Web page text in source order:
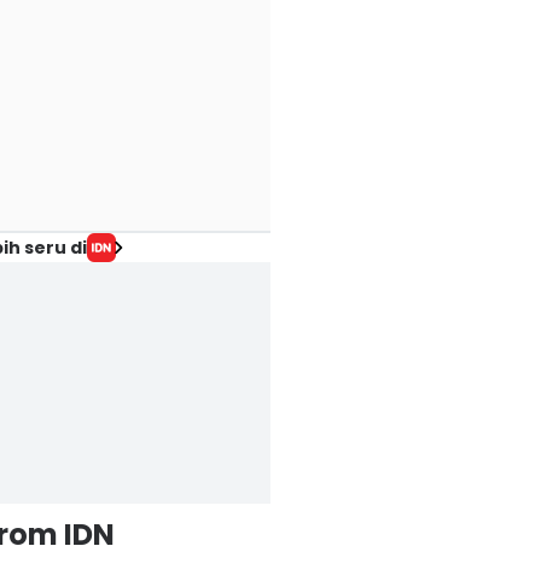
seru di
IDN